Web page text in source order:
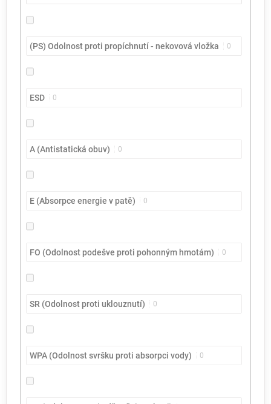
(PS) Odolnost proti propíchnutí - nekovová vložka 0
ESD 0
A (Antistatická obuv) 0
E (Absorpce energie v patě) 0
FO (Odolnost podešve proti pohonným hmotám) 0
SR (Odolnost proti uklouznutí) 0
WPA (Odolnost svršku proti absorpci vody) 0